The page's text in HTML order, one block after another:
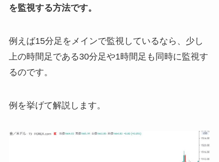
を監視する方法です。
例えば15分足をメインで監視しているなら、少し
上の時間足である30分足や1時間足も同時に監視す
るのです。
例を挙げて解説します。